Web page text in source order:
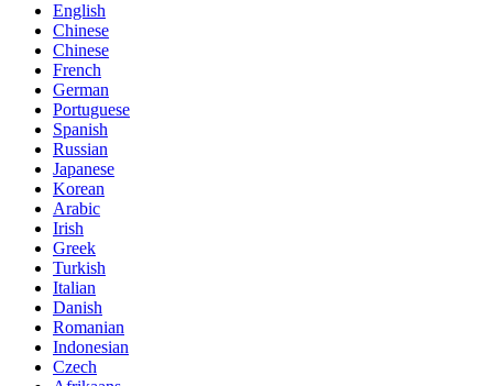
English
Chinese
Chinese
French
German
Portuguese
Spanish
Russian
Japanese
Korean
Arabic
Irish
Greek
Turkish
Italian
Danish
Romanian
Indonesian
Czech